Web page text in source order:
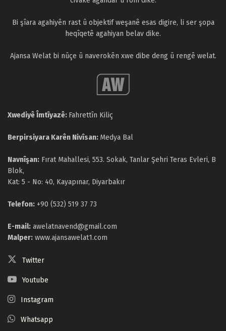
Bi şîara agahiyên rast û objektif weşanê esas digire, li ser şopa
heqîqetê agahiyan belav dike.
Ajansa Welat bi nûçe û naverokên xwe dibe deng û rengê welat.
Xwediyê Îmtîyazê: Fahrettîn Kiliç
Berpirsiyara Karên Nivîsan: Medya Bal
Navnîşan: Fırat Mahallesi, 553. Sokak, Tanlar Şehri Teras Evleri, B
Blok,
Kat: 5 - No: 40, Kayapınar, Diyarbakır
Telefon: +90 (532) 519 37 73
E-mail: awelatnavend@gmail.com
Malper: www.ajansawelat1.com
Twitter
Youtube
Instagram
Whatsapp